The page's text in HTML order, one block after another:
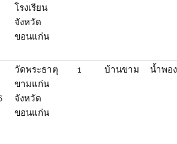
โรงเรียน
จังหวัด
ขอนแก่น
วัดพระธาตุ
ขามแก่น
จังหวัด
ขอนแก่น
1 บ้านขาม น้ำพอง